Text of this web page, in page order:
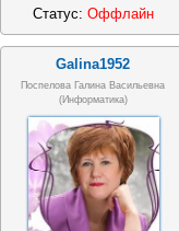
Статус: Оффлайн
Galina1952
Поспелова Галина Васильевна
(информатика)